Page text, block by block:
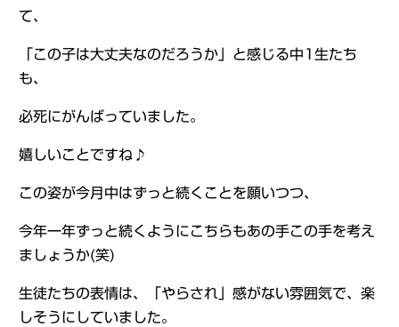
て、
「この子は大丈夫なのだろうか」と感じる中1生たち
も、
必死にがんばっていました。
嬉しいことですね♪
この姿が今月中はずっと続くことを願いつつ、
今年一年ずっと続くようにこちらもあの手この手を考え
ましょうか(笑)
生徒たちの表情は、「やらされ」感がない雰囲気で、楽
しそうにしていました。